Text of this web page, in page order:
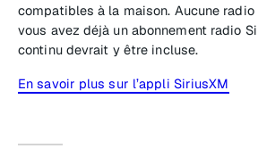
compatibles à la maison. Aucune radio
vous avez déjà un abonnement radio
continu devrait y être incluse.
En savoir plus sur l’appli SiriusXM